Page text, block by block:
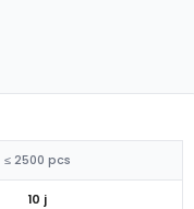
≤ 2500 pcs
10 j